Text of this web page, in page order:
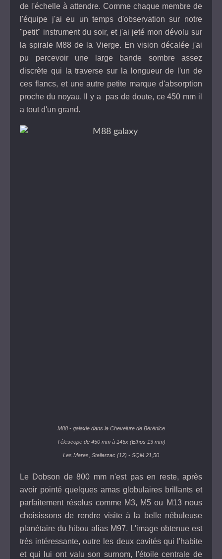
de l'échelle à attendre. Comme chaque membre de
l'équipe j'ai eu un temps d'observation sur notre
"petit" instrument du soir, et j'ai jeté mon dévolu sur
la spirale M88 de la Vierge. En vision décalée j'ai
pu percevoir une large bande sombre assez
discrète qui la traverse sur la longueur de l'un de
ces flancs, et une autre petite marque d'absorption
proche du noyau. Il y a pas de doute, ce 450 mm il
a tout d'un grand.
M88 - galaxie dans la Chevelure de Bérénice
Télescope de 450 mm à 145x (Ethos 13 mm)
Les Mares, Stellarzac (12) - SQM 21,50
Le Dobson de 800 mm n'est pas en reste, après
avoir pointé quelques amas globulaires brillants et
parfaitement résolus comme M3, M5 ou M13 nous
choisissons de rendre visite à la belle nébuleuse
planétaire du hibou alias M97. L'image obtenue est
très intéressante, outre les deux cavités qui l'habite
et qui lui ont valu son surnom, l'étoile centrale de